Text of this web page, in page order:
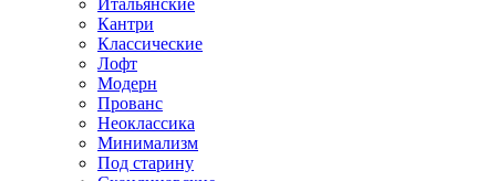
Итальянские
Кантри
Классические
Лофт
Модерн
Прованс
Неоклассика
Минимализм
Под старину